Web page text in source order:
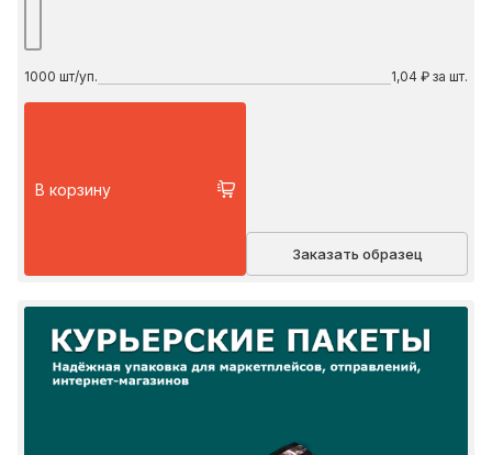
1000 шт/уп. 1,04 ₽ за шт.
В корзину
Заказать образец